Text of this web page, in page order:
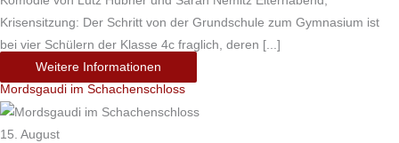
Krisensitzung: Der Schritt von der Grundschule zum Gymnasium ist
bei vier Schülern der Klasse 4c fraglich, deren [...]
Weitere Informationen
Mordsgaudi im Schachenschloss
15. August